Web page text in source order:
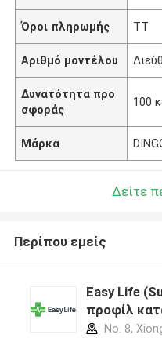
Όροι πληρωμής ΤΤ
Αριθμό μοντέλου
Δυνατότητα προ
σφοράς
100
Μάρκα
Δείτε
Περίπου εμείς
Easy Life
προφίλ
No. 8,